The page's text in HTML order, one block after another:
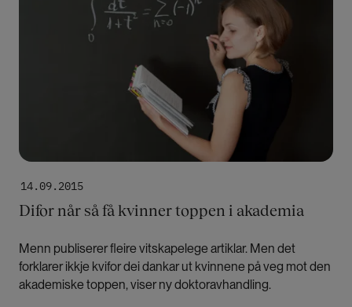
Studien er gjennomført med likestillingsmidler
fra UiO.
STK har med samme bevilgning tidligere utgitt
to rapporter om henholdsvis kjønnsskjevhet
på masterprogrammer og om UiOs
mentorordning for postdoktorer.
14.09.2015
Difor når så få kvinner toppen i akademia
Menn publiserer fleire vitskapelege artiklar. Men det
forklarer ikkje kvifor dei dankar ut kvinnene på veg mot den
akademiske toppen, viser ny doktoravhandling.